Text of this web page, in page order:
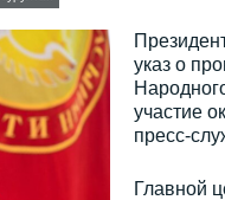
указ о
участие
пресс-
Главной